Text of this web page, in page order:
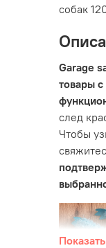
собак
Garage
товары
след
Чтобы